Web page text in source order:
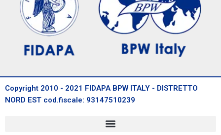
Copyright 2010 - 2021 FIDAPA BPW ITALY - DISTRETTO
NORD EST cod.fiscale: 93147510239